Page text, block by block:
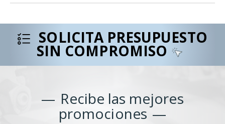
SOLICITA PRESUPUESTO
SIN COMPROMISO
Recibe las mejores
promociones